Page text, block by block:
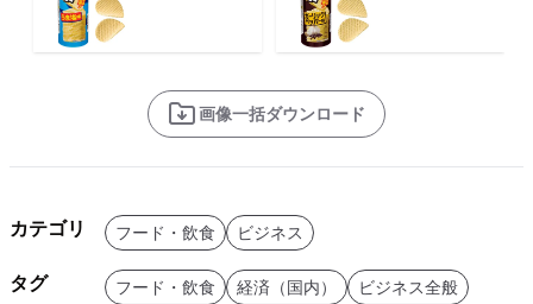
画像一括ダウンロード
カテゴリ フード・飲食 ビジネス
タグ フード・飲食 経済（国内） ビジネス全般